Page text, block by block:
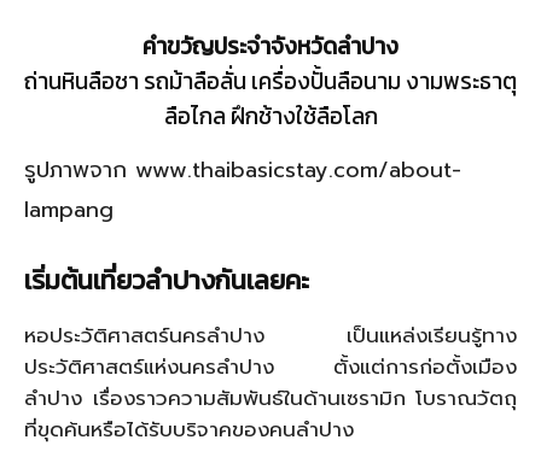
คําขวัญประจําจังหวัดลำปาง
ถ่านหินลือชา รถม้าลือลั่น เครื่องปั้นลือนาม งามพระธาตุ
ลือไกล ฝึกช้างใช้ลือโลก
รูปภาพจาก www.thaibasicstay.com/about-
lampang
เริ่มต้นเที่ยวลำปางกันเลยคะ
หอประวัติศาสตร์นครลำปาง เป็นแหล่งเรียนรู้ทาง
ประวัติศาสตร์แห่งนครลำปาง ตั้งแต่การก่อตั้งเมือง
ลำปาง เรื่องราวความสัมพันธ์ในด้านเซรามิก โบราณวัตถุ
ที่ขุดค้นหรือได้รับบริจาคของคนลำปาง